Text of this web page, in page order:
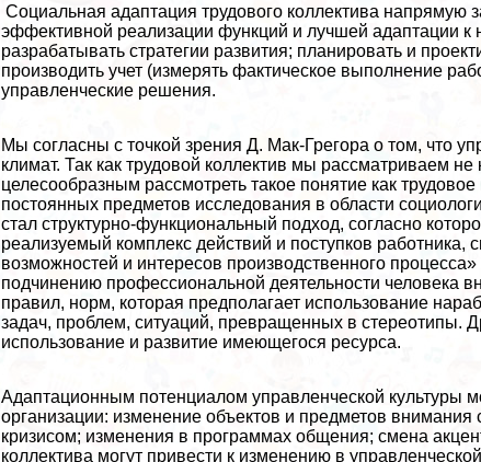
Социальная адаптация трудового коллектива напрямую
эффективной реализации функций и лучшей адаптации к
разpaбатывать стратегии развития; планировать и
производить учет (измерять фактическое выполнение
управленческие решения.
Мы согласны с точкой зрения Д. Мак-Грегора о том, что
климат. Так как трудовой коллектив мы рассматриваем не
целесообразным рассмотреть такое понятие как
постоянных предметов исследования в области
стал структурно-функциональный подход, согласно
реализуемый комплекс действий и поступков
возможностей и интересов производственного
подчинению профессиональной деятельности человека
правил, норм, которая предполагает использование
задач, проблем, ситуаций, превращенных в стереотипы.
использование и развитие имеющегося ресурса.
Адаптационным потенциалом управленческой культуры
организации: изменение объектов и предметов
кризисом; изменения в программах общения; смена
коллектива могут привести к изменению в